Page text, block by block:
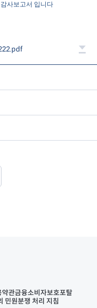
사보고서 입니다
약관금융소비자보호포탈
민원분쟁 처리 지침